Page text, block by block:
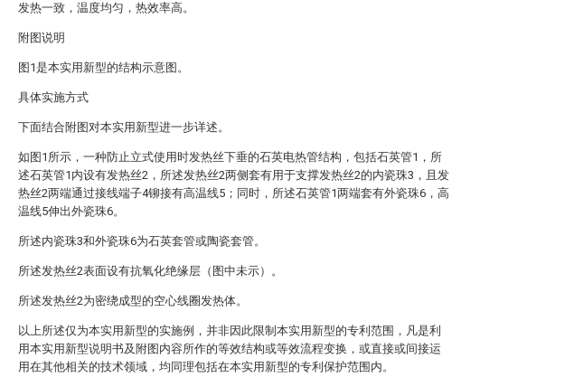
发热一致，温度均匀，热效率高。
附图说明
图1是本实用新型的结构示意图。
具体实施方式
下面结合附图对本实用新型进一步详述。
如图1所示，一种防止立式使用时发热丝下垂的石英电热管结构，包括石英管1，所
述石英管1内设有发热丝2，所述发热丝2两侧套有用于支撑发热丝2的内瓷珠3，且发
热丝2两端通过接线端子4铆接有高温线5；同时，所述石英管1两端套有外瓷珠6，高
温线5伸出外瓷珠6。
所述内瓷珠3和外瓷珠6为石英套管或陶瓷套管。
所述发热丝2表面设有抗氧化绝缘层（图中未示）。
所述发热丝2为密绕成型的空心线圈发热体。
以上所述仅为本实用新型的实施例，并非因此限制本实用新型的专利范围，凡是利
用本实用新型说明书及附图内容所作的等效结构或等效流程变换，或直接或间接运
用在其他相关的技术领域，均同理包括在本实用新型的专利保护范围内。